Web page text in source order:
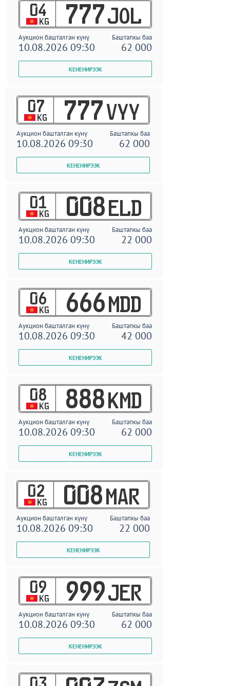
04
KG 777 JOL
Аукцион башталган күнү Баштапкы баа
10.08.2026 09:30 62 000
07
KG 777 VYY
Аукцион башталган күнү Баштапкы баа
10.08.2026 09:30 62 000
01
KG 008 ELD
Аукцион башталган күнү Баштапкы баа
10.08.2026 09:30 22 000
06
KG 666 MDD
Аукцион башталган күнү Баштапкы баа
10.08.2026 09:30 42 000
08
KG 888 KMD
Аукцион башталган күнү Баштапкы баа
10.08.2026 09:30 62 000
02
KG 008 MAR
Аукцион башталган күнү Баштапкы баа
10.08.2026 09:30 22 000
09
KG 999 JER
Аукцион башталган күнү Баштапкы баа
10.08.2026 09:30 62 000
03